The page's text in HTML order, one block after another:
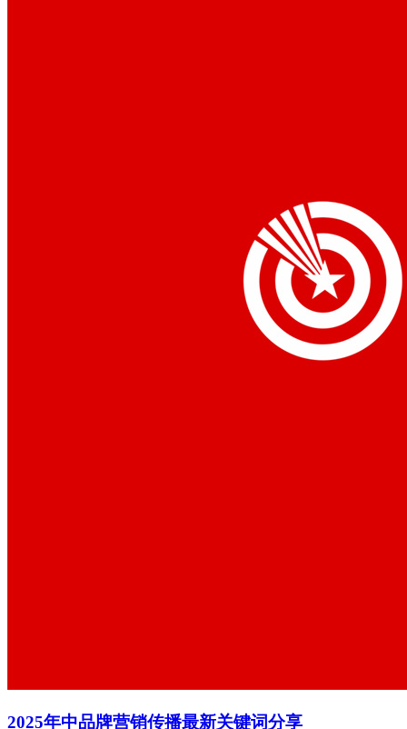
​2025年中品牌营销传播最新关键词分享